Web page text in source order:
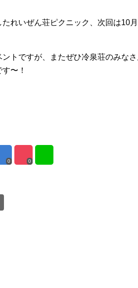
たれいぜん荘ピクニック、次回は10
トですが、またぜひ冷泉荘のみな
〜！
0 0